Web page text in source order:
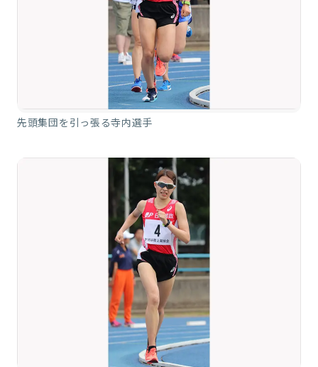
先頭集団を引っ張る寺内選手